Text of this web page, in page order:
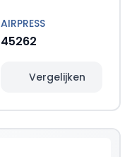
AIRPRESS
45262
Vergelijken